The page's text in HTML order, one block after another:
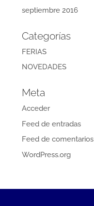
septiembre 2016
Categorías
FERIAS
NOVEDADES
Meta
Acceder
Feed de entradas
Feed de comentarios
WordPress.org